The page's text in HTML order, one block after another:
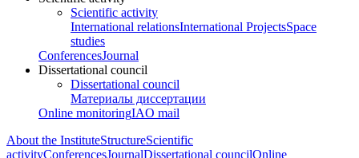
Scientific activity
International relationsInternational ProjectsSpace
studies
ConferencesJournal
Dissertational council
Dissertational council
Материалы диссертации
Online monitoringIAO mail
About the InstituteStructureScientific
activityConferencesJournalDissertational councilOnline